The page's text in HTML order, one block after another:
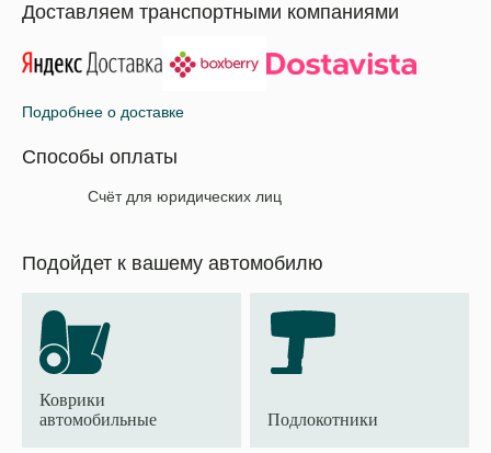
Доставляем транспортными компаниями
Подробнее о доставке
Способы оплаты
Счёт для юридических лиц
Подойдет к вашему автомобилю
Коврики
автомобильные
Подлокотники